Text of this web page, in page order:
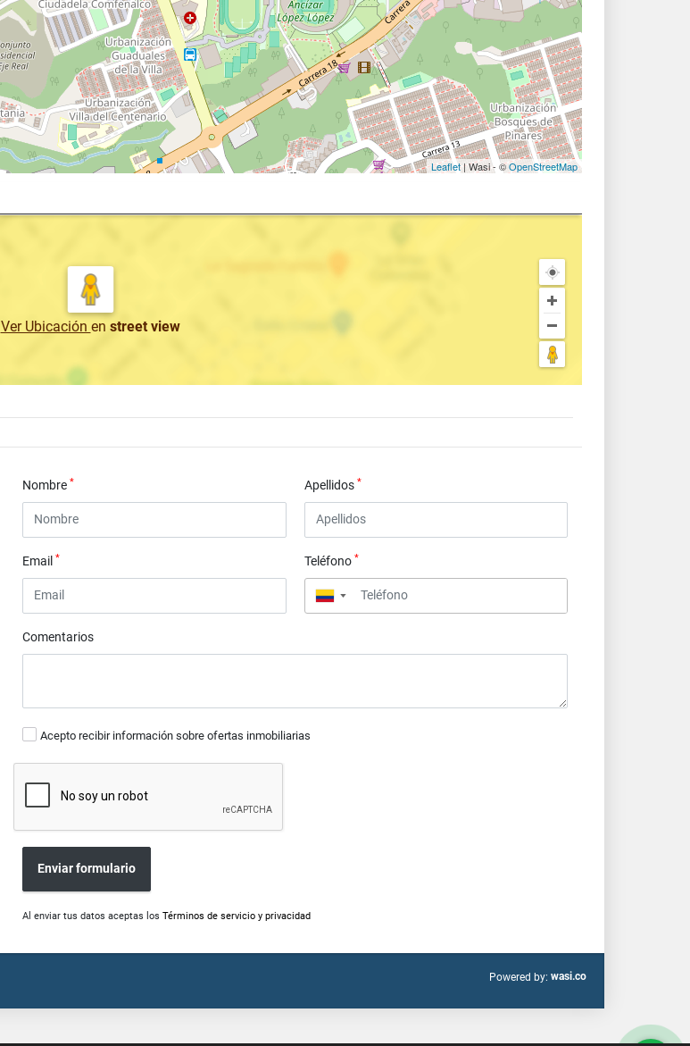
Leaflet| Wasi - ©OpenStreetMap
Ver Ubicación en street view
Nombre* Apellidos *
Email* Teléfono *
▼
Comentarios
Acepto recibir información sobre ofertas inmobiliarias
Enviar formulario
Al enviar tus datos aceptas losTérminos de servicio y privacidad
Powered by: wasi.co